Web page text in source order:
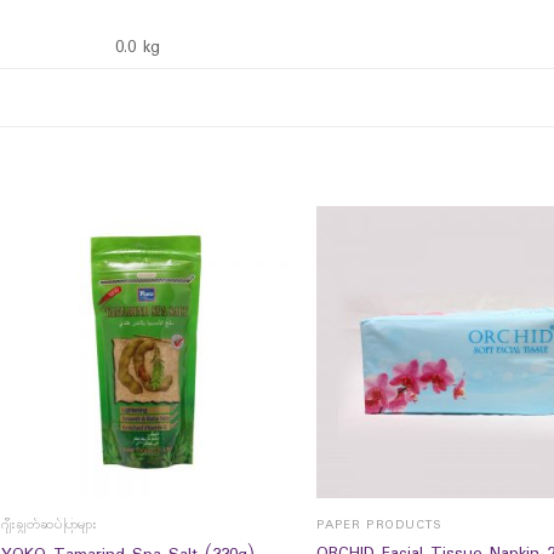
0.0 kg
ဂျီးချွတ်ဆပ်ပြာများ PAPER PRODUCTS